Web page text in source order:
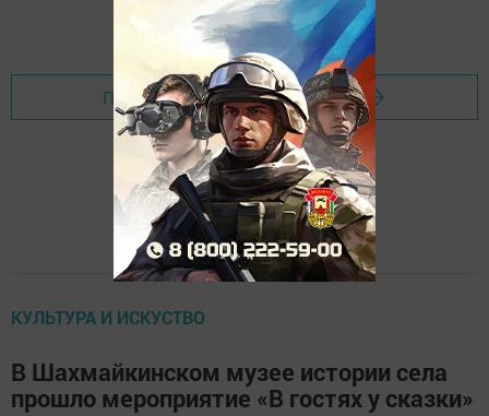
Добавить Шешминскую новь в Яндекс.Новости
Перейти на страницу новости
КУЛЬТУРА И ИСКУСТВО
В Шахмайкинском музее истории села
прошло мероприятие «В гостях у сказки»